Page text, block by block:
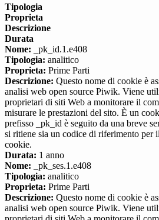
Tipologia
Proprieta
Descrizione
Durata
Nome: _pk_id.1.e408
Tipologia: analitico
Proprieta: Prime Parti
Descrizione: Questo nome di cookie è
analisi web open source Piwik. Viene
proprietari di siti Web a monitorare il
misurare le prestazioni del sito. È un
prefisso _pk_id è seguito da una breve
si ritiene sia un codice di riferimento per
cookie.
Durata: 1 anno
Nome: _pk_ses.1.e408
Tipologia: analitico
Proprieta: Prime Parti
Descrizione: Questo nome di cookie è
analisi web open source Piwik. Viene